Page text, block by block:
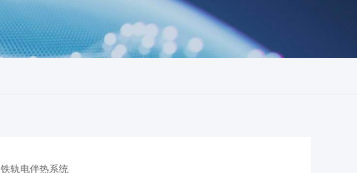
铁轨电伴热系统